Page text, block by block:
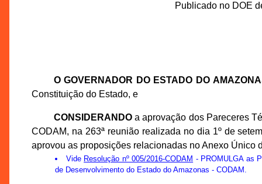
Publicado no DOE
O GOVERNADOR DO ESTADO DO
Constituição do Estado, e
CONSIDERANDOa aprovação dos Pareceres
CODAM, na 263ª reunião realizada no dia 1º de
aprovou as proposições relacionadas no Anexo Único
Vide Resolução nº 005/2016-CODAM - PROMULGA as
de Desenvolvimento do Estado do Amazonas - CODAM.